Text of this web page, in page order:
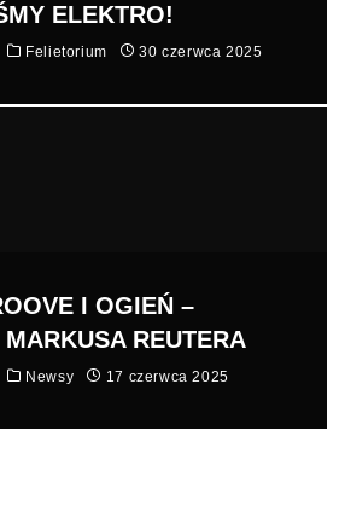
ELEKTRO!
Felietorium 30 czerwca 2025
I OGIEŃ –
MARKUSA REUTERA
Newsy 17 czerwca 2025